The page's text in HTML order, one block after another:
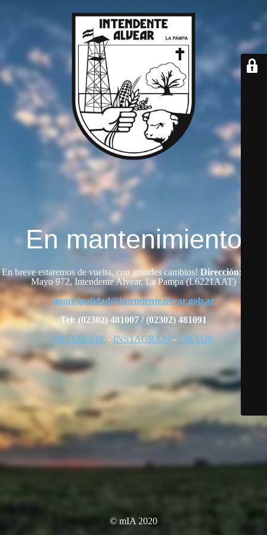
En mantenimiento
En breve estaremos de vuelta, con grandes cambios! Dirección:
Mayo 972, Intendente Alvear, La Pampa (L6221AAT)
municipalidad@intendentealvear.gob.ar
Tel: (02302) 481007 / (02302) 481091
FACEBOOK - INSTAGRAM- TIKTOK
© mIA 2020